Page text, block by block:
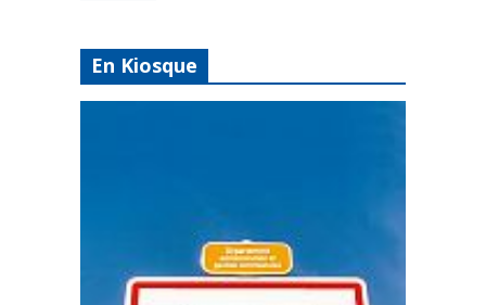
En Kiosque